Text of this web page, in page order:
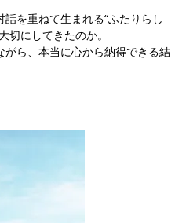
を重ねて生まれる“ふたりらし
切にしてきたのか。
ら、本当に心から納得できる結